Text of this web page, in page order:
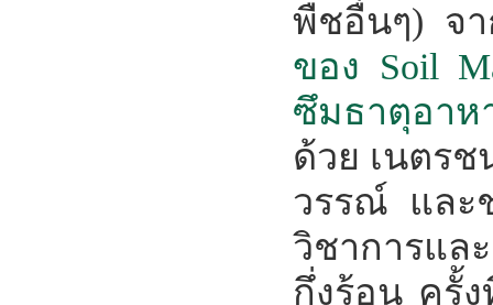
พืชอื่นๆ) จา
ของ Soil
ซึมธาตุอาห
ด้วย เนตร
วรรณ์ และ
วิชาการแล
กึ่งร้อน ครั้